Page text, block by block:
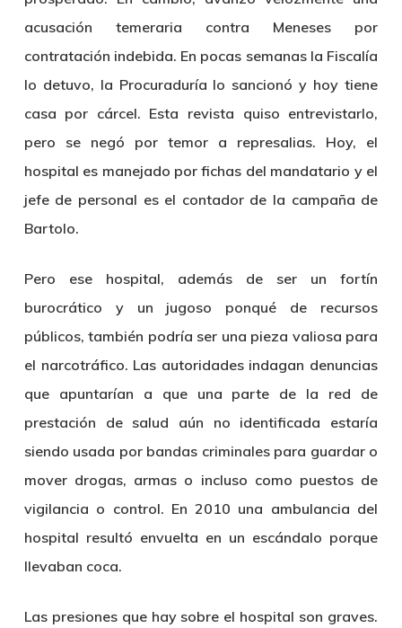
acusación temeraria contra Meneses por
contratación indebida. En pocas semanas la Fiscalía
lo detuvo, la Procuraduría lo sancionó y hoy tiene
casa por cárcel. Esta revista quiso entrevistarlo,
pero se negó por temor a represalias. Hoy, el
hospital es manejado por fichas del mandatario y el
jefe de personal es el contador de la campaña de
Bartolo.
Pero ese hospital, además de ser un fortín
burocrático y un jugoso ponqué de recursos
públicos, también podría ser una pieza valiosa para
el narcotráfico. Las autoridades indagan denuncias
que apuntarían a que una parte de la red de
prestación de salud aún no identificada estaría
siendo usada por bandas criminales para guardar o
mover drogas, armas o incluso como puestos de
vigilancia o control. En 2010 una ambulancia del
hospital resultó envuelta en un escándalo porque
llevaban coca.
Las presiones que hay sobre el hospital son graves.